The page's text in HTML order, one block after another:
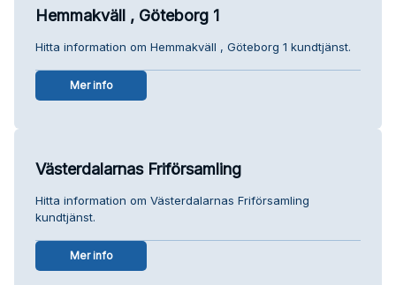
Hemmakväll , Göteborg 1
Hitta information om Hemmakväll , Göteborg 1 kundtjänst.
Mer info
Västerdalarnas Friförsamling
Hitta information om Västerdalarnas Friförsamling
kundtjänst.
Mer info